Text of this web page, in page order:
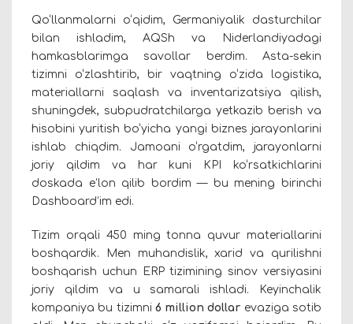
Qo‘llanmalarni o‘qidim, Germaniyalik dasturchilar
bilan ishladim, AQSh va Niderlandiyadagi
hamkasblarimga savollar berdim. Asta-sekin
tizimni o‘zlashtirib, bir vaqtning o‘zida logistika,
materiallarni saqlash va inventarizatsiya qilish,
shuningdek, subpudratchilarga yetkazib berish va
hisobini yuritish bo‘yicha yangi biznes jarayonlarini
ishlab chiqdim. Jamoani o‘rgatdim, jarayonlarni
joriy qildim va har kuni KPI ko‘rsatkichlarini
doskada e’lon qilib bordim — bu mening birinchi
Dashboard’im edi.
Tizim orqali 450 ming tonna quvur materiallarini
boshqardik. Men muhandislik, xarid va qurilishni
boshqarish uchun ERP tizimining sinov versiyasini
joriy qildim va u samarali ishladi. Keyinchalik
kompaniya bu tizimni 6 million dollar evaziga sotib